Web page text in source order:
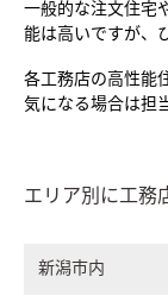
一般的な注文住宅
能は高いですが、
各工務店の高性能
気になる場合は担
エリア別に工務
新潟市内